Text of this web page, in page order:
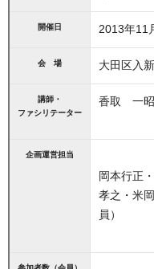
開催日 2013年11
会 場 大田区入
講師・
ファシリテーター
香取 一昭
企画運営担当
岡本行正
孝之・米
員）